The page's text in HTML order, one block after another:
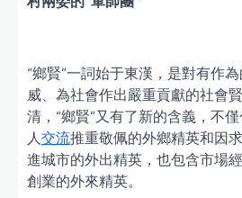
“鄉賢”一詞始于東漢，是對有作
威、為社會作出嚴重貢獻的社會
清，“鄉賢”又有了新的含義，不
人交流推重敬佩的外鄉精英和因
進城市的外出精英，也包含市場
創業的外來精英。